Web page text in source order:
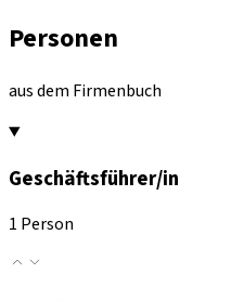
Personen
aus dem Firmenbuch
Geschäftsführer/in
1 Person